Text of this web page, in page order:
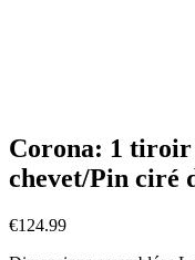
Corona: 1 tiroir
chevet/Pin ciré
€124.99